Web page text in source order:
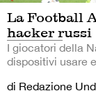
La Football
hacker russi
I giocatori della
dispositivi usare
di Redazione